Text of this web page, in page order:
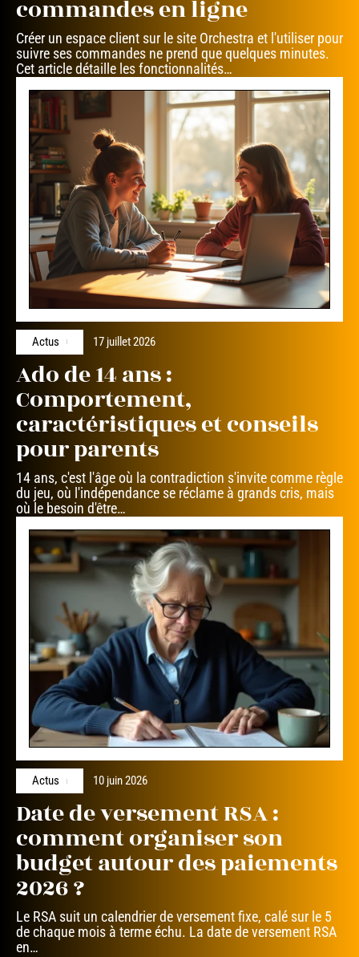
commandes en ligne
Créer un espace client sur le site Orchestra et l'utiliser pour
suivre ses commandes ne prend que quelques minutes.
Cet article détaille les fonctionnalités…
Actus 17 juillet 2026
Ado de 14 ans :
Comportement,
caractéristiques et conseils
pour parents
14 ans, c'est l'âge où la contradiction s'invite comme règle
du jeu, où l'indépendance se réclame à grands cris, mais
où le besoin d'être…
Actus 10 juin 2026
Date de versement RSA :
comment organiser son
budget autour des paiements
2026 ?
Le RSA suit un calendrier de versement fixe, calé sur le 5
de chaque mois à terme échu. La date de versement RSA
en…